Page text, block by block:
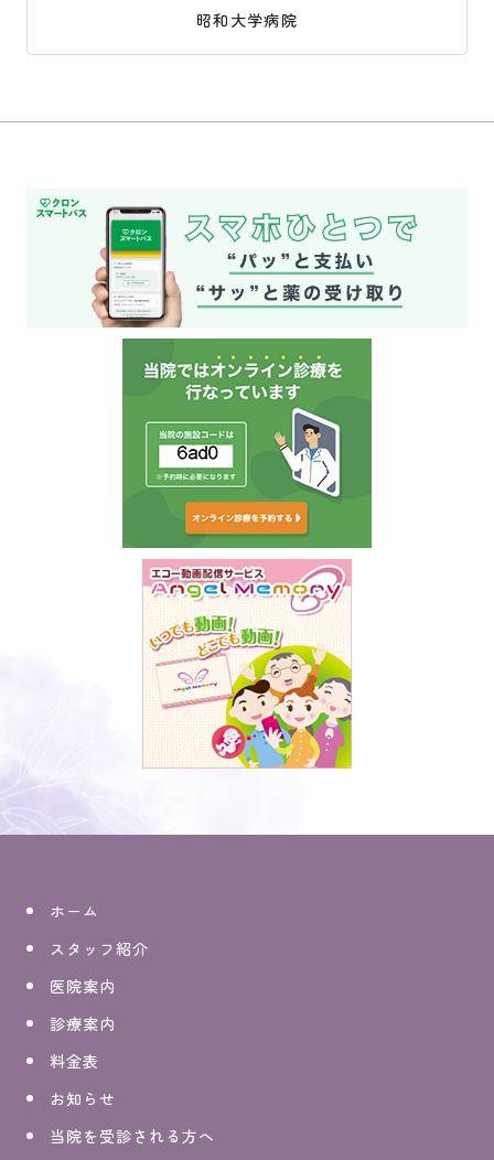
昭和大学病院
ホーム
スタッフ紹介
医院案内
診療案内
料金表
お知らせ
当院を受診される方へ